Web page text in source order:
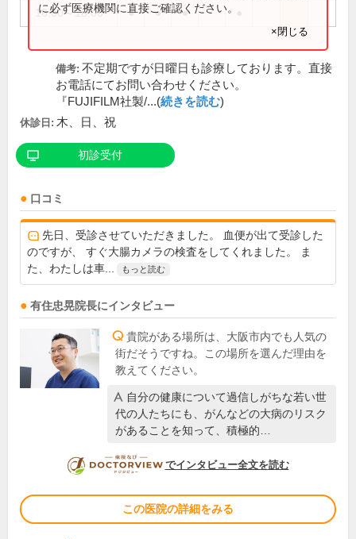
16:00～18:00 ● ● ●
に必ず医療機関に直接ご確認ください。
×閉じる
備考: 不定期ですが日曜日も診療しております。直接
お電話にてお問い合わせください。
『FUJIFILM社製/...(続きを読む)
休診日: 木、日、祝
初診受付
口コミ
先日、受診させていただきました。 血便が出て受診した
のですが、 すぐ大腸カメラの検査をしてくれました。 ま
た、わたしは車...
もっと読む
有住忠晃院長にインタビュー
貴院がある場所は、大阪市内でも人気の
街だそうですね。この場所を選んだ理由を
教えてください。
自分の健康について過信しがちな若い世
代の人たちにも、がんなどの大病のリスク
があることを知って、積極的…
DOCTORVIEW
でインタビュー全文を読む
この医院の詳細をみる